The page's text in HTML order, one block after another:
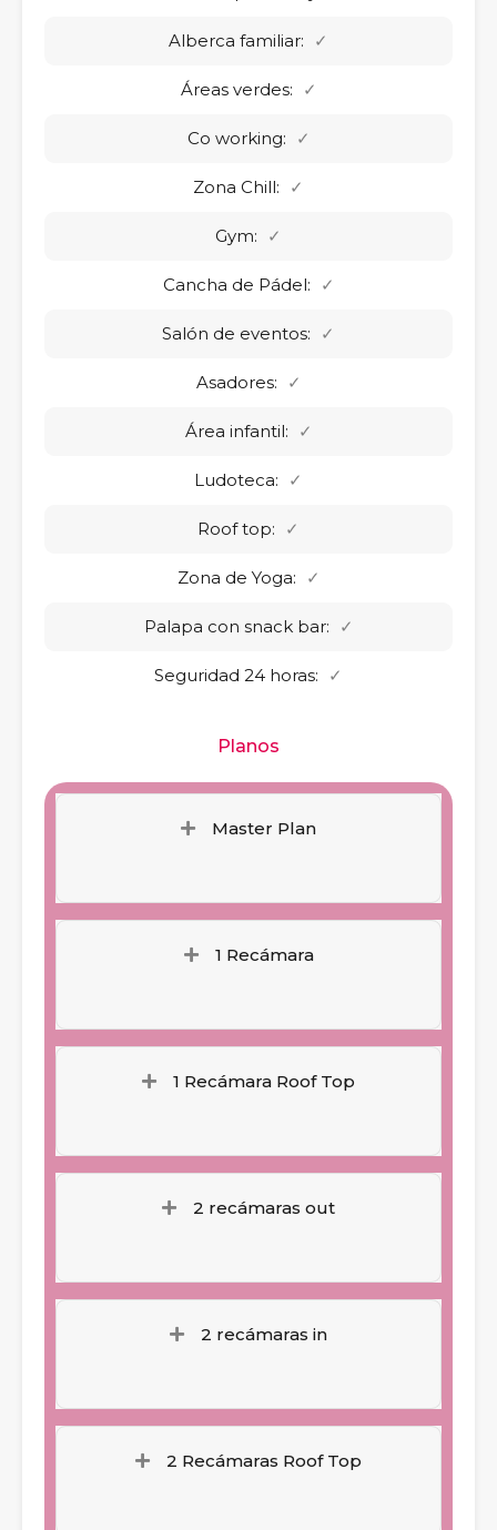
Alberca familiar: ✓
Áreas verdes: ✓
Co working: ✓
Zona Chill: ✓
Gym: ✓
Cancha de Pádel: ✓
Salón de eventos: ✓
Asadores: ✓
Área infantil: ✓
Ludoteca: ✓
Roof top: ✓
Zona de Yoga: ✓
Palapa con snack bar: ✓
Seguridad 24 horas: ✓
Planos
Master Plan
1 Recámara
1 Recámara Roof Top
2 recámaras out
2 recámaras in
2 Recámaras Roof Top